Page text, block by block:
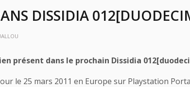
DISSIDIA
présent dans le prochain Dissidia
le 25 mars 2011 en Europe sur Playstation